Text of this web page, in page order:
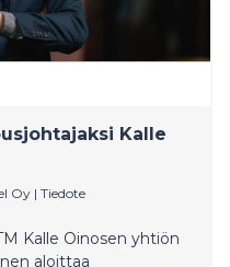
Kalle
Oy | Tiedote
Kalle Oinosen yhtiön
aloittaa